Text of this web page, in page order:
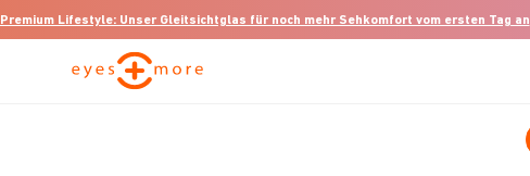
Premium Lifestyle: Unser Gleitsichtglas für noch mehr Sehkomfort vom ersten Tag an